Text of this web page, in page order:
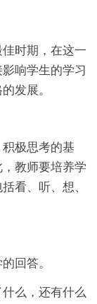
时期，在这一
响学生的学习
发展。
极思考的基
教师要培养学
看、听、想、
回答。
么，还有什么